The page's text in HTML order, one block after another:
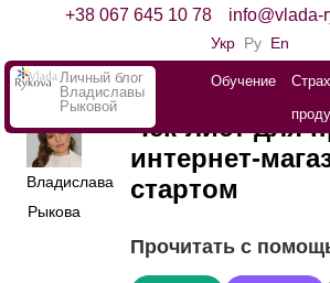
+38 067 645 10 78 info@vlada-
Укр Ру En
Личный блог
Владиславы
Рыковой
Обучение
Владислава
Рыкова
Чек-лист для
интернет-
стартом
Прочитать с